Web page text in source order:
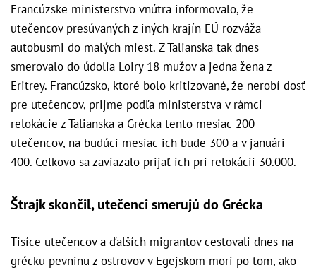
Francúzske ministerstvo vnútra informovalo, že
utečencov presúvaných z iných krajín EÚ rozváža
autobusmi do malých miest. Z Talianska tak dnes
smerovalo do údolia Loiry 18 mužov a jedna žena z
Eritrey. Francúzsko, ktoré bolo kritizované, že nerobí dosť
pre utečencov, prijme podľa ministerstva v rámci
relokácie z Talianska a Grécka tento mesiac 200
utečencov, na budúci mesiac ich bude 300 a v januári
400. Celkovo sa zaviazalo prijať ich pri relokácii 30.000.
Štrajk skončil, utečenci smerujú do Grécka
Tisíce utečencov a ďalších migrantov cestovali dnes na
grécku pevninu z ostrovov v Egejskom mori po tom, ako